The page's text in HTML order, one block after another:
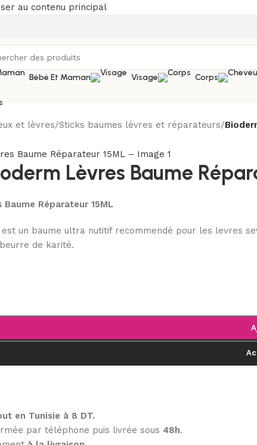
au contenu principal
Bébé Et Maman Visage Corps
et lèvres/Sticks baumes lèvres et réparateurs/
Lèvres Baume
Réparateur 15ML
un baume ultra nutitif recommendé pour les levres
de karité.
en Tunisie à 8 DT.
par téléphone puis livrée sous 48h.